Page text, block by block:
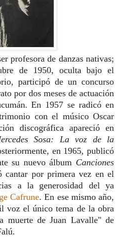
profesora de danzas nativas;
de 1950, oculta bajo el
participó de un concurso
por dos meses de actuación
En 1957 se radicó en
con el músico Oscar
discográfica apareció en
Sosa: La voz de la
en 1965, publicó
su nuevo álbum Canciones
cantar por primera vez en el
a la generosidad del ya
Cafrune. En ese mismo año,
voz el único tema de la obra
muerte de Juan Lavalle" de